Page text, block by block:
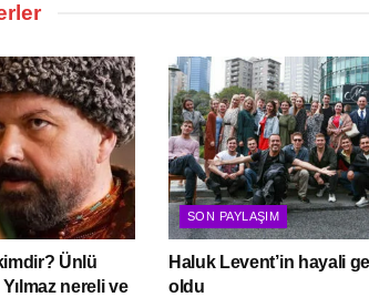
Ünlü
nereli ve
SON PAYLAŞIM
Haluk Levent’in hayali
oldu